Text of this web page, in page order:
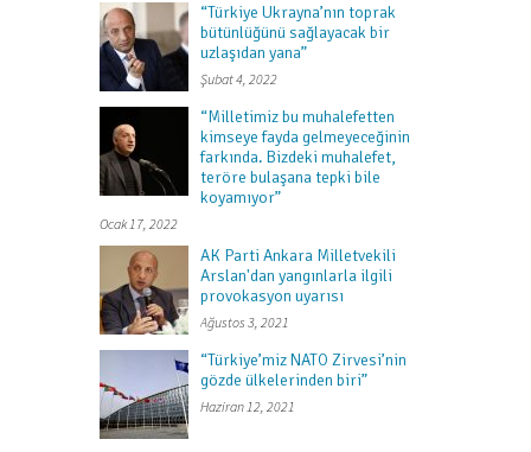
“Türkiye Ukrayna’nın toprak
bütünlüğünü sağlayacak bir
uzlaşıdan yana”
Şubat 4, 2022
“Milletimiz bu muhalefetten
kimseye fayda gelmeyeceğinin
farkında. Bizdeki muhalefet,
teröre bulaşana tepki bile
koyamıyor”
Ocak 17, 2022
AK Parti Ankara Milletvekili
Arslan'dan yangınlarla ilgili
provokasyon uyarısı
Ağustos 3, 2021
“Türkiye’miz NATO Zirvesi’nin
gözde ülkelerinden biri”
Haziran 12, 2021